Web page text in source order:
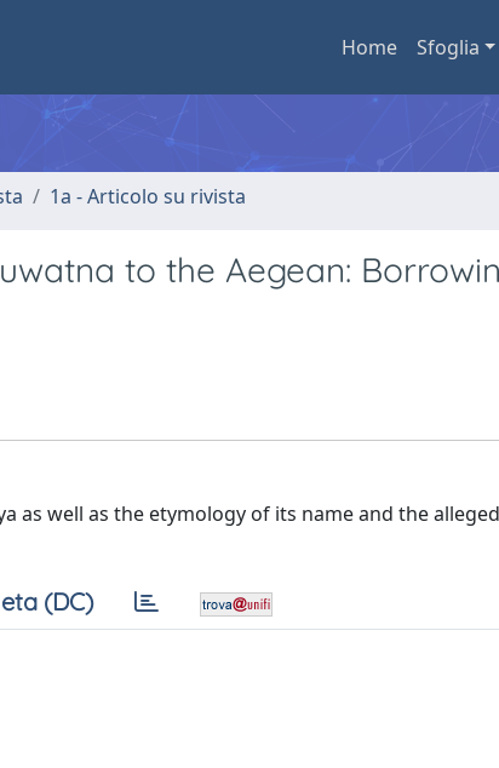
Home Sfoglia
1a - Articolo su rivista
to the Aegean:
as well as the etymology of its name and the alleged
(DC)